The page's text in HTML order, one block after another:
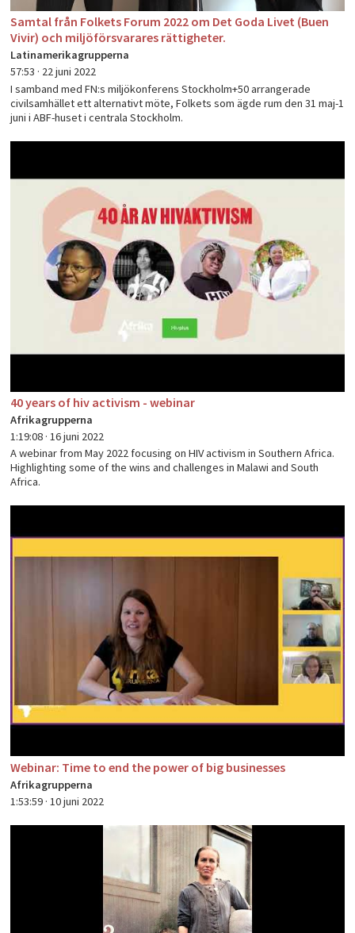
Samtal från Folkets Forum 2022 om Det Goda Livet (Buen
Vivir) och miljöförsvarares rättigheter.
Latinamerikagrupperna
57:53 · 22 juni 2022
I samband med FN:s miljökonferens Stockholm+50 arrangerade
civilsamhället ett alternativt möte, Folkets som ägde rum den 31 maj-1
juni i ABF-huset i centrala Stockholm.
40 years of hiv activism - webinar
Afrikagrupperna
1:19:08 ·16 juni 2022
A webinar from May 2022 focusing on HIV activism in Southern Africa.
Highlighting some of the wins and challenges in Malawi and South
Africa.
Webinar: Time to end the power of big businesses
Afrikagrupperna
1:53:59 ·10 juni 2022